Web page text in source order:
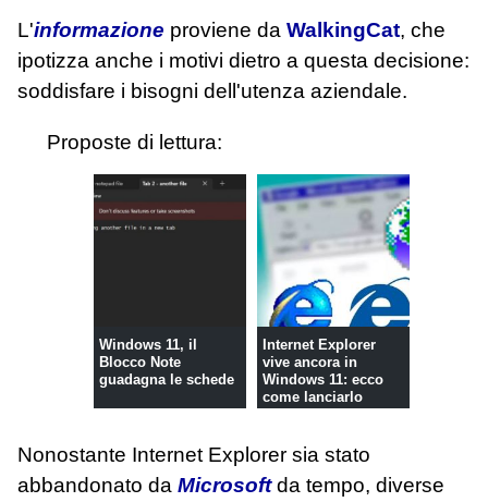
L'informazione proviene da WalkingCat, che
ipotizza anche i motivi dietro a questa decisione:
soddisfare i bisogni dell'utenza aziendale.
Proposte di lettura:
Windows 11, il
Blocco Note
guadagna le schede
Internet Explorer
vive ancora in
Windows 11: ecco
come lanciarlo
Nonostante Internet Explorer sia stato
abbandonato da Microsoftda tempo, diverse